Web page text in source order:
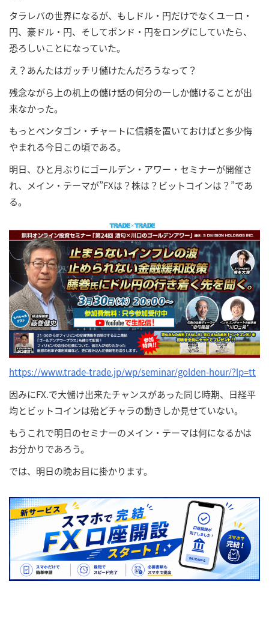
タラレバの世界になるが、もしドル・円だけでなくユーロ・
円、豪ドル・円、そしてポンド・円をロングにしていたら、
恐ろしいことになっていた。
え？あんたはガッチリ儲けたんだろうなって？
残念ながら上の机上の儲け話の何分の一しか儲けることが出
来なかった。
もっとペンタゴン・チャートに信頼を置いておけばと多少悔
やまれる今日この頃である。
明日、ひと月ぶりにゴールデン・アワー・セミナーが開催さ
れ、メイン・テーマが”FXは？株は？ビットコインは？”であ
る。
https://www.trade-trade.jp/wp/seminar/golden-hour/?lp=tt
因みにFX.で大儲け出来たチャンスがあった同じ時期、日経平
均とビットコインは殆どチャラの動きしか見せていない。
もうこれで明日のセミナーのメイン・テーマは何になるかは
お分かりであろう。
では、明日の晩お目に掛かります。